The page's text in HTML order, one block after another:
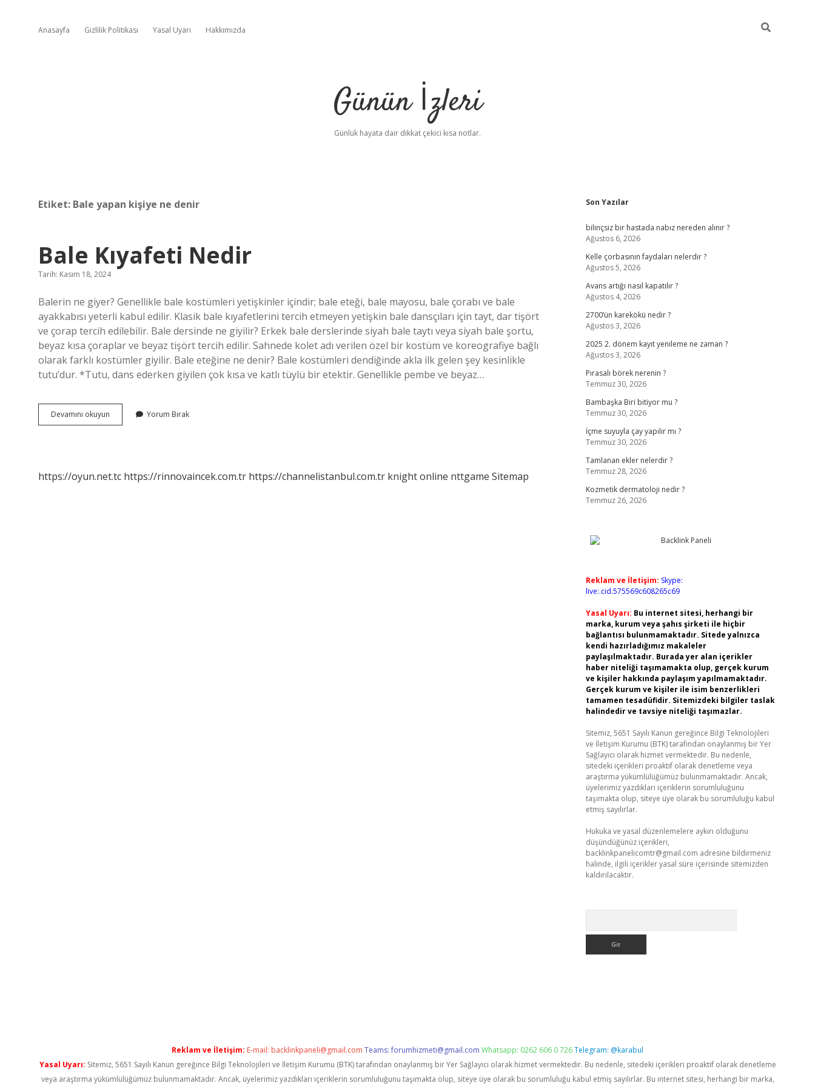
Anasayfa Gizlilik Politikası Yasal Uyarı Hakkımızda
Günün İzleri
Günlük hayata dair dikkat çekici kısa notlar.
Etiket: Bale yapan kişiye ne denir
Bale Kıyafeti Nedir
Tarih: Kasım 18, 2024
Balerin ne giyer? Genellikle bale kostümleri yetişkinler içindir; bale eteği, bale mayosu, bale çorabı ve bale
ayakkabısı yeterli kabul edilir. Klasik bale kıyafetlerini tercih etmeyen yetişkin bale dansçıları için tayt, dar tişört
ve çorap tercih edilebilir. Bale dersinde ne giyilir? Erkek bale derslerinde siyah bale taytı veya siyah bale şortu,
beyaz kısa çoraplar ve beyaz tişört tercih edilir. Sahnede kolet adı verilen özel bir kostüm ve koreografiye bağlı
olarak farklı kostümler giyilir. Bale eteğine ne denir? Bale kostümleri dendiğinde akla ilk gelen şey kesinlikle
tutu’dur. *Tutu, dans ederken giyilen çok kısa ve katlı tüylü bir etektir. Genellikle pembe ve beyaz…
Devamını okuyun
Kıyafeti
Yorum Bırak
https://oyun.net.tc https://rinnovaincek.com.tr https://channelistanbul.com.tr knight online nttgame Sitemap
Sidebar
Son Yazılar
bilinçsiz bir hastada nabız nereden alınır ?
Ağustos 6, 2026
Kelle çorbasının faydaları nelerdir ?
Ağustos 5, 2026
Avans artığı nasıl kapatılır ?
Ağustos 4, 2026
2700’ün karekökü nedir ?
Ağustos 3, 2026
2025 2. dönem kayıt yenileme ne zaman ?
Ağustos 3, 2026
Pırasalı börek nerenin ?
Temmuz 30, 2026
Bambaşka Biri bitiyor mu ?
Temmuz 30, 2026
İçme suyuyla çay yapılır mı ?
Temmuz 30, 2026
Tamlanan ekler nelerdir ?
Temmuz 28, 2026
Kozmetik dermatoloji nedir ?
Temmuz 26, 2026
Reklam ve İletişim: Skype:
live:.cid.575569c608265c69
Yasal Uyarı: Bu internet sitesi, herhangi bir
marka, kurum veya şahıs şirketi ile hiçbir
bağlantısı bulunmamaktadır. Sitede yalnızca
kendi hazırladığımız makaleler
paylaşılmaktadır. Burada yer alan içerikler
haber niteliği taşımamakta olup, gerçek kurum
ve kişiler hakkında paylaşım yapılmamaktadır.
Gerçek kurum ve kişiler ile isim benzerlikleri
tamamen tesadüfidir. Sitemizdeki bilgiler taslak
halindedir ve tavsiye niteliği taşımazlar.
Sitemiz, 5651 Sayılı Kanun gereğince Bilgi Teknolojileri
ve İletişim Kurumu (BTK) tarafından onaylanmış bir Yer
Sağlayıcı olarak hizmet vermektedir. Bu nedenle,
sitedeki içerikleri proaktif olarak denetleme veya
araştırma yükümlülüğümüz bulunmamaktadır. Ancak,
üyelerimiz yazdıkları içeriklerin sorumluluğunu
taşımakta olup, siteye üye olarak bu sorumluluğu kabul
etmiş sayılırlar.
Hukuka ve yasal düzenlemelere aykırı olduğunu
düşündüğünüz içerikleri,
backlinkpanelicomtr@gmail.com adresine bildirmeniz
halinde, ilgili içerikler yasal süre içerisinde sitemizden
kaldırılacaktır.
betcivdcasino güncel giriş
Reklam ve İletişim: E-mail: backlinkpaneli@gmail.com Teams:forumhizmeti@gmail.com Whatsapp: 0262 606 0 726Telegram: @karabul
Yasal Uyarı: Sitemiz, 5651 Sayılı Kanun gereğince Bilgi Teknolojileri ve İletişim Kurumu (BTK) tarafından onaylanmış bir Yer Sağlayıcı olarak hizmet vermektedir. Bu nedenle, sitedeki içerikleri proaktif olarak denetleme
veya araştırma yükümlülüğümüz bulunmamaktadır. Ancak, üyelerimiz yazdıkları içeriklerin sorumluluğunu taşımakta olup, siteye üye olarak bu sorumluluğu kabul etmiş sayılırlar. Bu internet sitesi, herhangi bir marka,